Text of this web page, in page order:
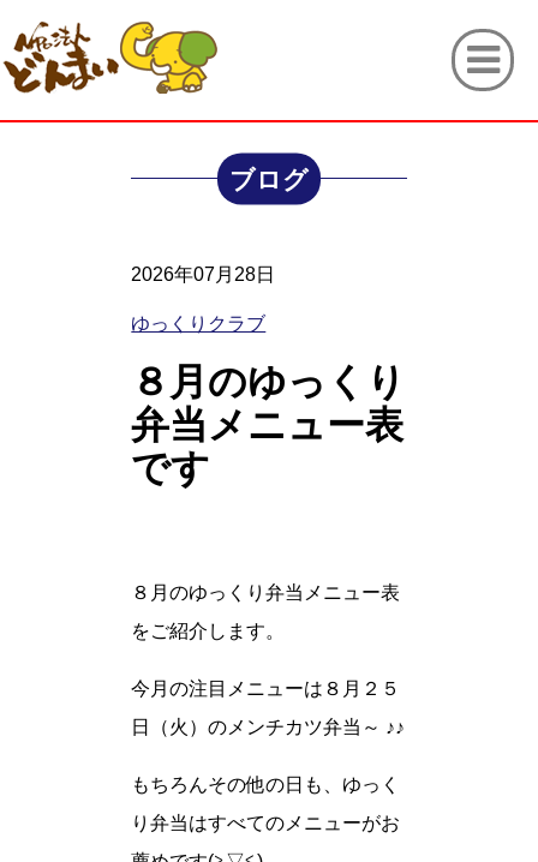
ブログ
2026年07月28日
ゆっくりクラブ
８月のゆっくり
弁当メニュー表
です
８月のゆっくり弁当メニュー表
をご紹介します。
今月の注目メニューは８月２５
日（火）のメンチカツ弁当～ ♪♪
もちろんその他の日も、ゆっく
り弁当はすべてのメニューがお